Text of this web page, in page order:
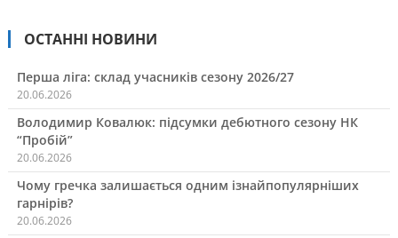
ОСТАННІ НОВИНИ
Перша ліга: склад учасників сезону 2026/27
20.06.2026
Володимир Ковалюк: підсумки дебютного сезону НК
“Пробій”
20.06.2026
Чому гречка залишається одним ізнайпопулярніших
гарнірів?
20.06.2026